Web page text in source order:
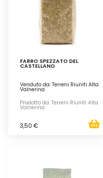
FARRO SPEZZATO DEL
CASTELLANO
Venduto da: Terreni Riuniti Alta
Valnerina
Prodotto da: Terreni Riuniti Alta
Valnerina
3,50 €